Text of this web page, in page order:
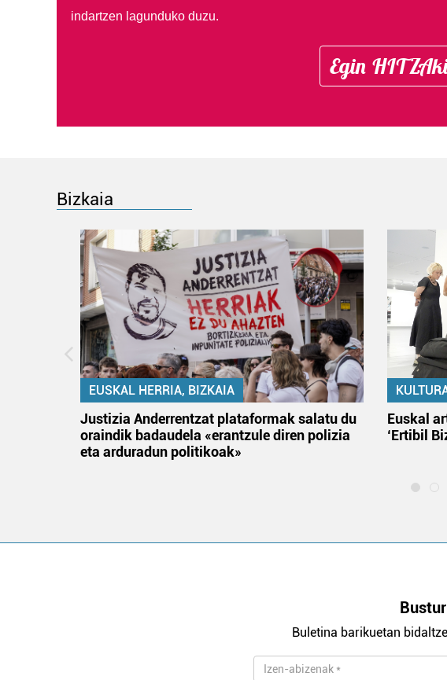
indartzen lagunduko duzu.
Egin
Bizkaia
EUSKAL HERRIA, BIZKAIA
Justizia Anderrentzat plataformak salatu du
oraindik badaudela «erantzule diren polizia
eta arduradun politikoak»
Euskal
‘Ertibil
Buletina barikuetan